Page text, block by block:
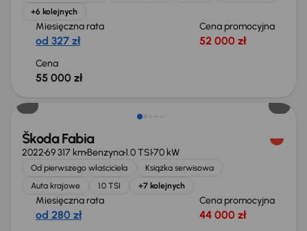
+6 kolejnych
Miesięczna rata
od 327 zł
Cena promocyjna
52 000 zł
Cena
55 000 zł
Możliwość odliczenia VAT
Škoda Fabia
202269 317 kmBenzyna1.0 TSI70 kW
Od pierwszego właściciela
Książka serwisowa
Auta krajowe
1.0 TSI +7 kolejnych
Miesięczna rata
od 280 zł
Cena promocyjna
44 000 zł